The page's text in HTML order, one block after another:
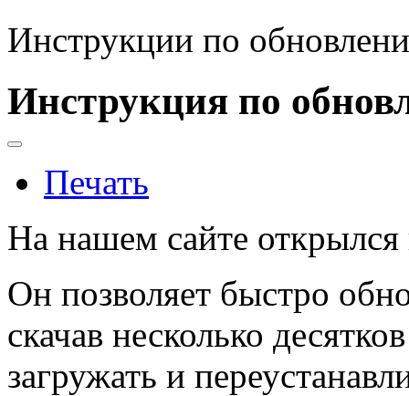
Инструкции по
Инструкция по
Печать
На нашем сайте
Он позволяет быстро
скачав несколько
загружать и